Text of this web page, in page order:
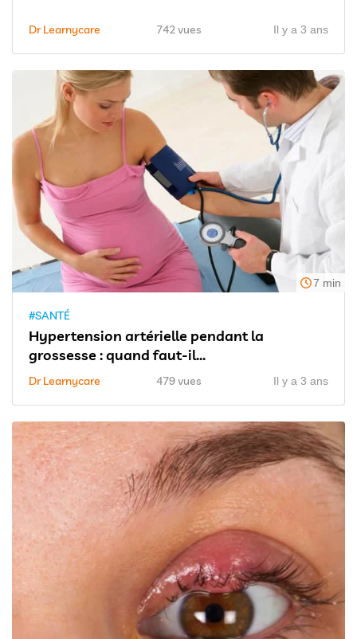
Dr Learnycare 742 vues Il y a 3 ans
7 min
#SANTÉ
Hypertension artérielle pendant la
grossesse : quand faut-il...
Dr Learnycare 479 vues Il y a 3 ans